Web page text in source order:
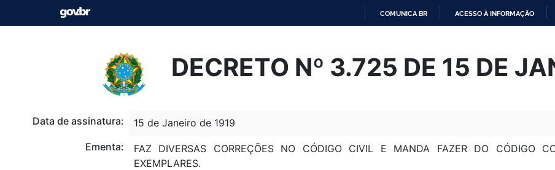
O
CONTEÚDO
COMUNICA BR ACESSO À INFORMAÇÃO
DECRETO Nº 3.725 DE 15 DE
Data de assinatura:
15 de Janeiro de 1919
Ementa:
FAZ DIVERSAS CORREÇÕES NO CÓDIGO CIVIL E MANDA FAZER DO CÓDIGO
EXEMPLARES.